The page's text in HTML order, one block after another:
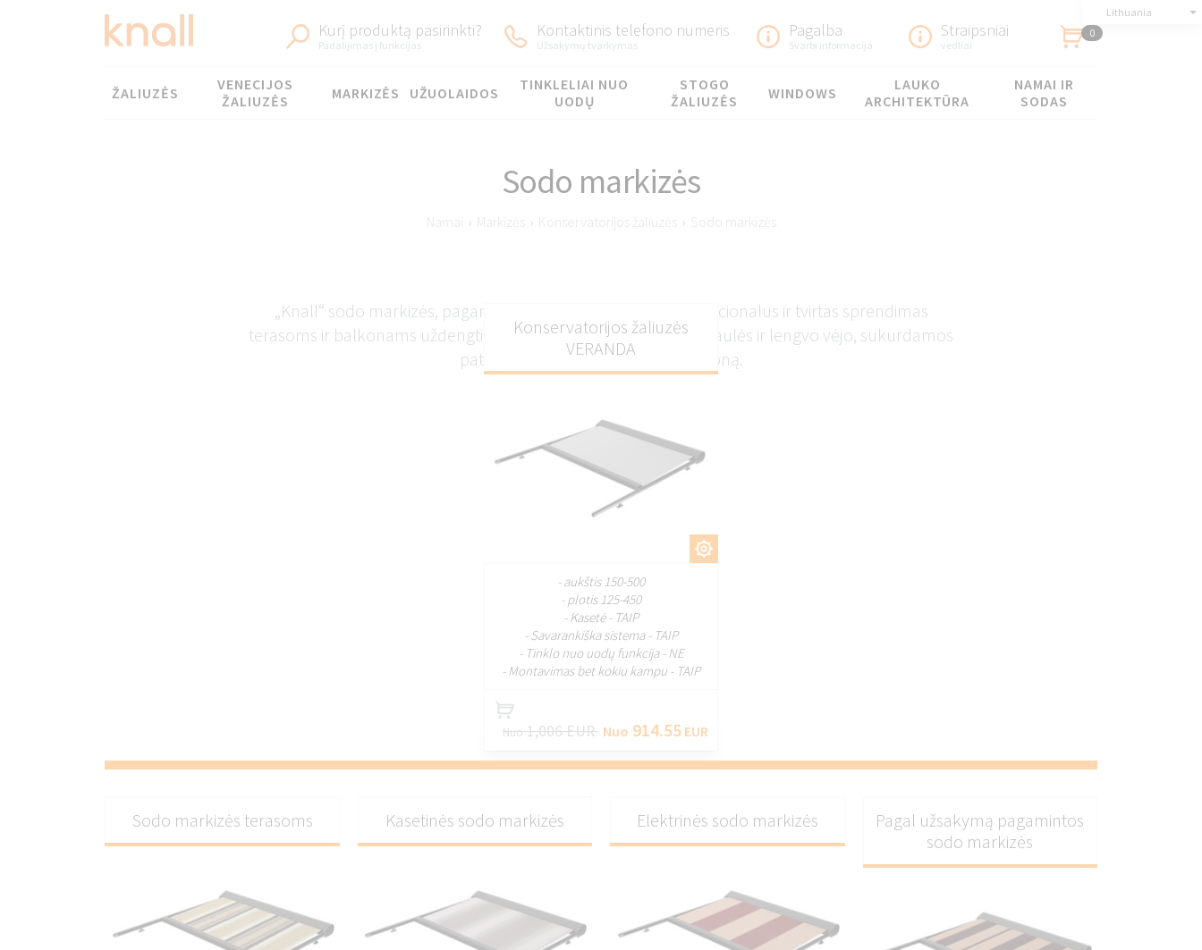
Lithuania
Kurį produktą pasirinkti?
Padalijimas į funkcijas
Kontaktinis telefono numeris
Užsakymų tvarkymas
Pagalba
Svarbi informacija
Straipsniai
vedliai
0
Meniu
ŽALIUZĖS
VENECIJOS
ŽALIUZĖS
MARKIZĖS UŽUOLAIDOS
TINKLELIAI NUO
UODŲ
STOGO
ŽALIUZĖS
WINDOWS
LAUKO
ARCHITEKTŪRA
NAMAI IR
SODAS
Sodo markizės
Namai › Markizės › Konservatorijos žaliuzės › Sodo markizės
„Knall“ sodo markizės, pagamintos pagal užsakymą, yra funkcionalus ir tvirtas sprendimas
terasoms ir balkonams uždengti. Jos veiksmingai apsaugo nuo saulės ir lengvo vėjo, sukurdamos
patogią ir pavėsingą lauko poilsio zoną.
Konservatorijos žaliuzės
VERANDA
- aukštis 150-500
- plotis 125-450
- Kasetė - TAIP
- Savarankiška sistema - TAIP
- Tinklo nuo uodų funkcija - NE
- Montavimas bet kokiu kampu - TAIP
Nuo1,006 EUR Nuo 914.55 EUR
Sodo markizės terasoms Kasetinės sodo markizės Elektrinės sodo markizės
Pagal užsakymą pagamintos
sodo markizės